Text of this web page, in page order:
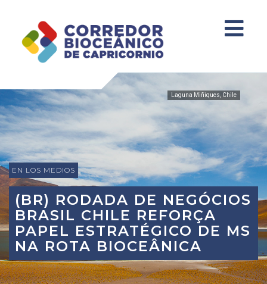
Laguna Miñiques, Chile
EN LOS MEDIOS
(BR) RODADA DE NEGÓCIOS
BRASIL CHILE REFORÇA
PAPEL ESTRATÉGICO DE MS
NA ROTA BIOCEÂNICA